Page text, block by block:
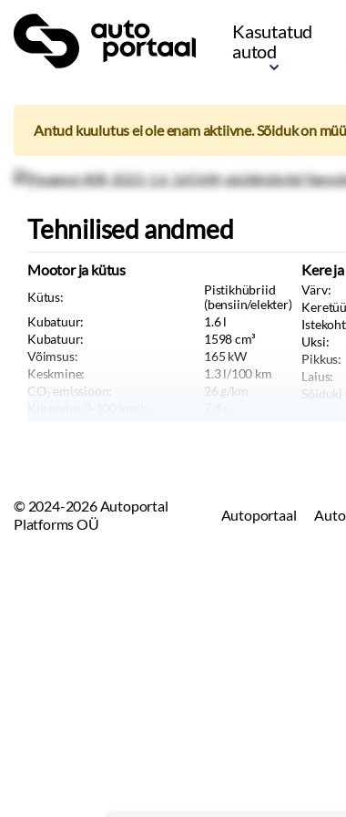
Kasutatud
autod
Antud kuulutus ei ole enam aktiivne. Sõiduk on
Tehnilised andmed
Mootor ja kütus
Kütus:
Pistikhübriid
(bensiin/elekter)
Kubatuur:
1.6l
Kubatuur:
1598cm³
Võimsus:
165 kW
Keskmine:
1.3l/100 km
CO₂ emissioon:
26 g/km
Kere
Värv:
Uksi:
Pikkus:
Laius:
Sõiduki
© 2024-2026 Autoportal
Platforms OÜ
Autoportaal